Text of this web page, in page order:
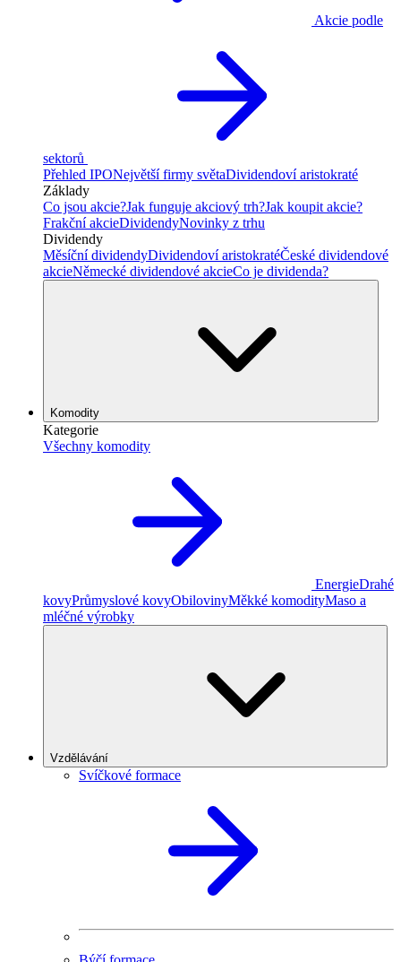
Akcie podle
sektorů
Přehled IPONejvětší firmy světaDividendoví aristokraté
Základy
Co jsou akcie?Jak funguje akciový trh?Jak koupit akcie?
Frakční akcieDividendyNovinky z trhu
Dividendy
Měsíční dividendyDividendoví aristokratéČeské dividendové
akcieNěmecké dividendové akcieCo je dividenda?
Komodity
Kategorie
Všechny komodity
EnergieDrahé
kovyPrůmyslové kovyObilovinyMěkké komodityMaso a
mléčné výrobky
Vzdělávání
Svíčkové formace